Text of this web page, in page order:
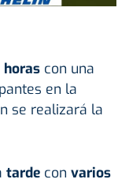
horas con una
en la
se realizará la
tarde con varios